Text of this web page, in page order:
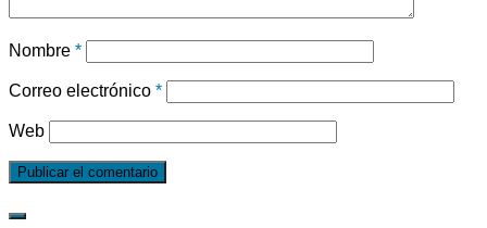
Nombre *
Correo electrónico *
Web